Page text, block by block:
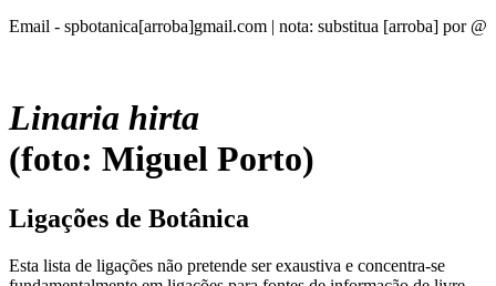
Email - spbotanica[arroba]gmail.com | nota: substitua [arroba] por @
Linaria hirta
(foto: Miguel Porto)
Ligações de Botânica
Esta lista de ligações não pretende ser exaustiva e concentra-se